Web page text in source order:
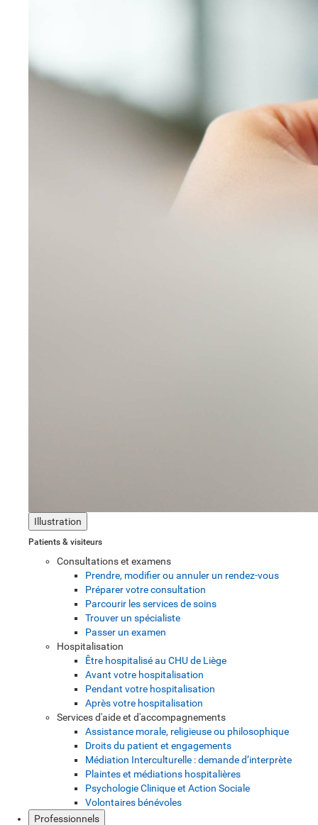
Illustration
Patients & visiteurs
Consultations et examens
Prendre, modifier ou annuler un rendez-vous
Préparer votre consultation
Parcourir les services de soins
Trouver un spécialiste
Passer un examen
Hospitalisation
Être hospitalisé au CHU de Liège
Avant votre hospitalisation
Pendant votre hospitalisation
Après votre hospitalisation
Services d'aide et d'accompagnements
Assistance morale, religieuse ou philosophique
Droits du patient et engagements
Médiation Interculturelle : demande d’interprète
Plaintes et médiations hospitalières
Psychologie Clinique et Action Sociale
Volontaires bénévoles
Professionnels